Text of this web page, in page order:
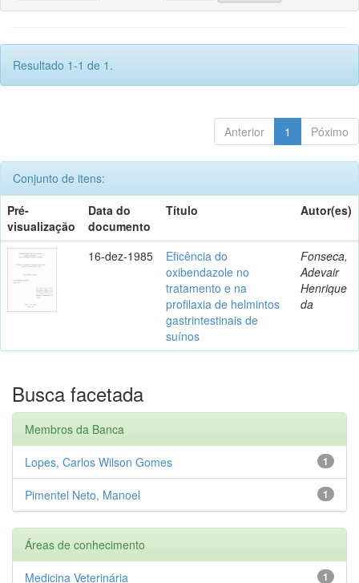
Resultado 1-1 de 1.
Anterior 1 Póximo
Conjunto de itens:
Pré-
visualização
Data do
documento
Título Autor(es)
16-dez-1985
Eficência do
oxibendazole no
tratamento e na
profilaxia de helmintos
gastrintestinais de
suínos
Fonseca,
Adevair
Henrique
da
Busca facetada
Membros da Banca
1
Lopes, Carlos Wilson Gomes
1
Pimentel Neto, Manoel
Áreas de conhecimento
1
Medicina Veterinária